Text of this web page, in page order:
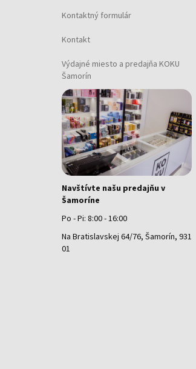
Kontaktný formulár
Kontakt
Výdajné miesto a predajňa KOKU
Šamorín
Navštívte našu predajňu v
Šamoríne
Po - Pi: 8:00 - 16:00
Na Bratislavskej 64/76, Šamorín, 931
01